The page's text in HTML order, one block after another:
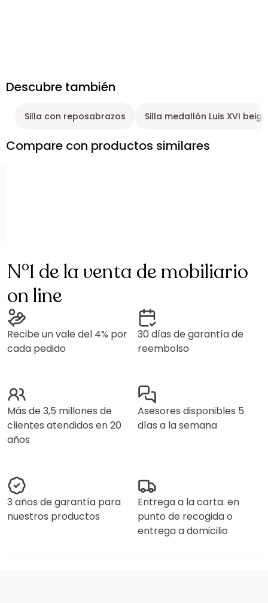
Descubre también
Silla con reposabrazos Silla medallón Luis XVI beige
Compare con productos similares
N°1 de la venta de mobiliario
on line
Recibe un vale del 4% por
cada pedido
30 días de garantía de
reembolso
Más de 3,5 millones de
clientes atendidos en 20
años
Asesores disponibles 5
días a la semana
3 años de garantía para
nuestros productos
Entrega a la carta: en
punto de recogida o
entrega a domicilio